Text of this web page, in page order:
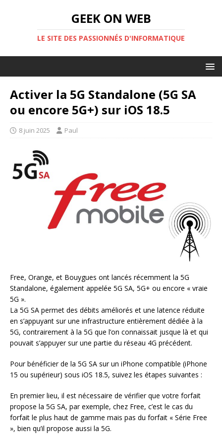
GEEK ON WEB
LE SITE DES PASSIONNÉS D'INFORMATIQUE
Activer la 5G Standalone (5G SA
ou encore 5G+) sur iOS 18.5
8 juin 2025 Paul
Free, Orange, et Bouygues ont lancés récemment la 5G
Standalone, également appelée 5G SA, 5G+ ou encore « vraie
5G ».
La 5G SA permet des débits améliorés et une latence réduite
en s’appuyant sur une infrastructure entièrement dédiée à la
5G, contrairement à la 5G que l’on connaissait jusque là et qui
pouvait s’appuyer sur une partie du réseau 4G précédent.
Pour bénéficier de la 5G SA sur un iPhone compatible (iPhone
15 ou supérieur) sous iOS 18.5, suivez les étapes suivantes :
En premier lieu, il est nécessaire de vérifier que votre forfait
propose la 5G SA, par exemple, chez Free, c’est le cas du
forfait le plus haut de gamme mais pas du forfait « Série Free
», bien qu’il propose aussi la 5G.